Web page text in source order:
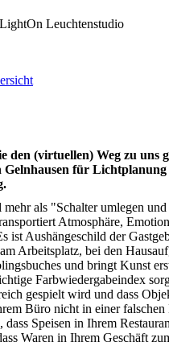
Leuchtenstudio
den (virtuellen) Weg zu uns
für Lichtplanung
als "Schalter umlegen
Atmosphäre,
ist Aushängeschild der
Arbeitsplatz, bei den
und bringt Kunst
Farbwiedergabeindex
gespielt wird und dass
Büro nicht in einer falschen
dass Speisen in Ihrem
Waren in Ihrem Geschäft